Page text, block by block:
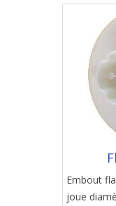
Embout
joue